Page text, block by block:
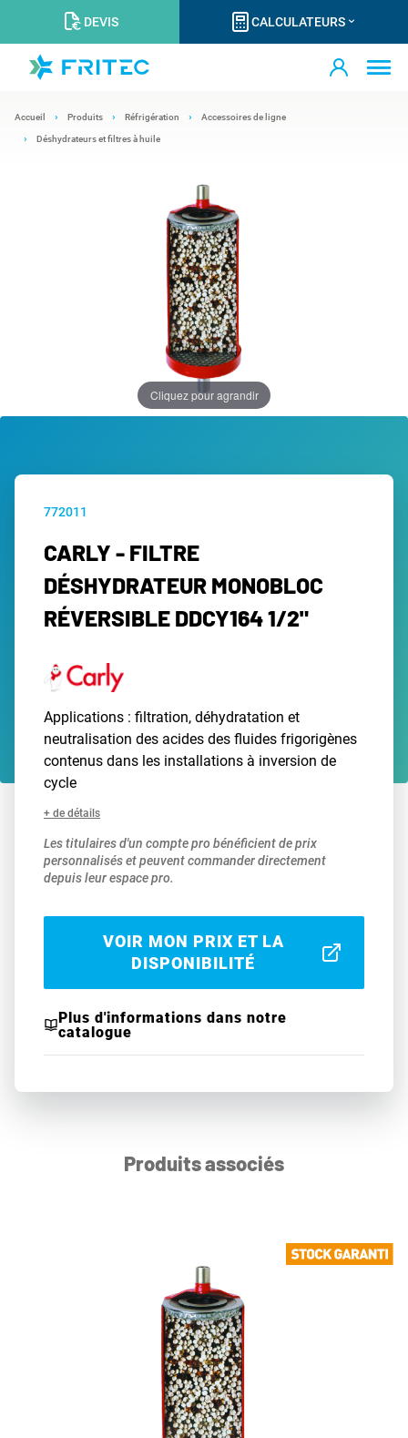
DEVIS CALCULATEURS
Accueil Produits Réfrigération Accessoires de ligne
Déshydrateurs et filtres à huile
Cliquez pour agrandir
772011
CARLY - FILTRE
DÉSHYDRATEUR MONOBLOC
RÉVERSIBLE DDCY164 1/2"
Applications : filtration, déhydratation et
neutralisation des acides des fluides frigorigènes
contenus dans les installations à inversion de
cycle
+ de détails
Les titulaires d'un compte pro bénéficient de prix
personnalisés et peuvent commander directement
depuis leur espace pro.
VOIR MON PRIX ET LA
DISPONIBILITÉ
Plus d'informations dans notre
catalogue
Produits associés